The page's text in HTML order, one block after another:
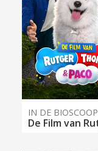
IN DE BIOSCOOP